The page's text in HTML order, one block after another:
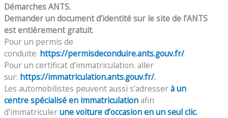
Démarches ANTS.
Demander un document d’identité sur le site de l’ANTS
est entièrement gratuit.
Pour un permis de
conduite: https://permisdeconduire.ants.gouv.fr/
Pour un certificat d’immatriculation. aller
sur: https://immatriculation.ants.gouv.fr/.
Les automobilistes peuvent aussi s’adresserà un
centre spécialisé en immatriculationafin
d’immatriculerune voiture d’occasion en un seul clic.